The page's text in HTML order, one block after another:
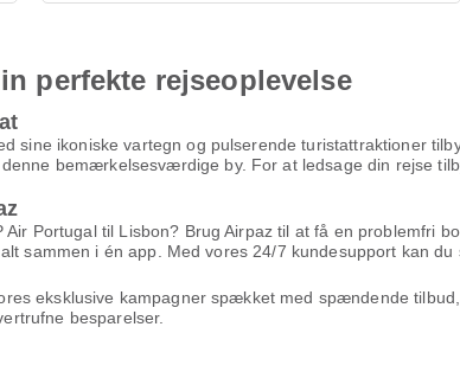
perfekte rejseoplevelse
sine ikoniske vartegn og pulserende turistattraktioner
bemærkelsesværdige by. For at ledsage din rejse
Portugal til Lisbon? Brug Airpaz til at få en problemfri
sammen i én app. Med vores 24/7 kundesupport kan du
eksklusive kampagner spækket med spændende
besparelser.